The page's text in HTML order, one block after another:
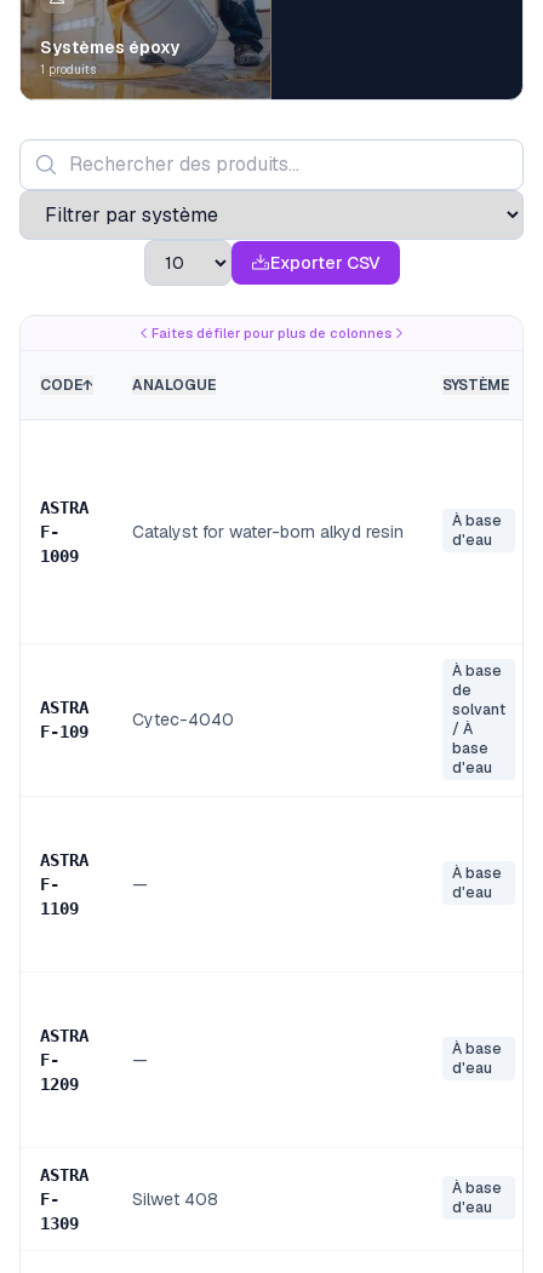
Systèmes époxy
1 produits
Exporter CSV
Faites défiler pour plus de colonnes
CODE↑ ANALOGUE SYSTÈME
ASTRA
F-
1009
Catalyst for water-born alkyd resin
À base
d'eau
ASTRA
F-109
Cytec-4040
À base
de
solvant
/ À
base
d'eau
ASTRA
F-
1109
—
À base
d'eau
ASTRA
F-
1209
—
À base
d'eau
ASTRA
F-
1309
Silwet 408
À base
d'eau